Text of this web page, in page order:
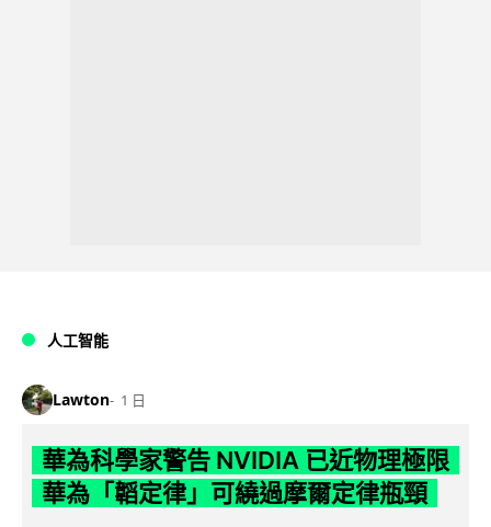
人工智能
Lawton 1 日
華為科學家警告 NVIDIA 已近物理極限
華為「韜定律」可繞過摩爾定律瓶頸